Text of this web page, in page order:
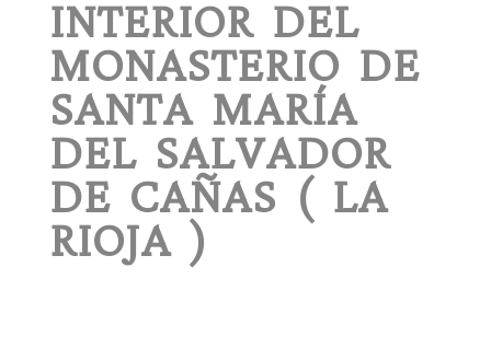
INTERIOR DEL
MONASTERIO DE
SANTA MARÍA
DEL SALVADOR
DE CAÑAS ( LA
RIOJA )